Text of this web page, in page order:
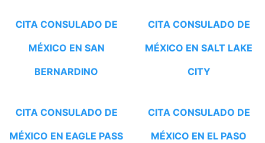
CITA CONSULADO DE
MÉXICO EN SAN
BERNARDINO
CITA CONSULADO DE
MÉXICO EN SALT LAKE
CITY
CITA CONSULADO DE
MÉXICO EN EAGLE PASS
CITA CONSULADO DE
MÉXICO EN EL PASO